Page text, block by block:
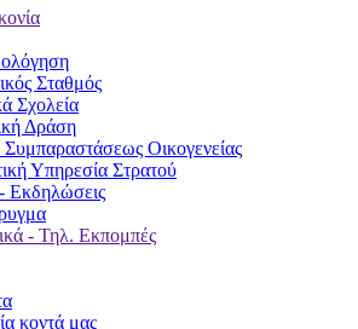
Σταθμός
Σχολεία
Δράση
Οικογενείας
Υπηρεσία Στρατού
Εκδηλώσεις
- Τηλ. Εκπομπές
κοντά μας